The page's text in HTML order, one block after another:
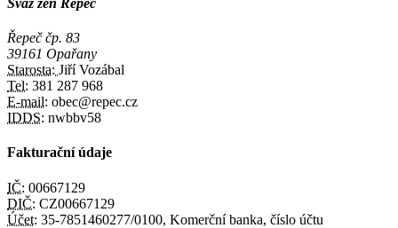
Svaz žen Řepeč
Řepeč čp. 83
39161 Opařany
Starosta: Jiří Vozábal
Tel: 381 287 968
E-mail: obec@repec.cz
IDDS: nwbbv58
Fakturační údaje
IČ: 00667129
DIČ: CZ00667129
Účet: 35-7851460277/0100, Komerční banka, číslo účtu